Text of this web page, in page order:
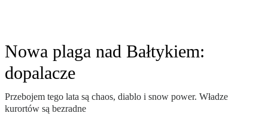
Nowa plaga nad Bałtykiem:
dopalacze
Przebojem tego lata są chaos, diablo i snow power. Władze
kurortów są bezradne